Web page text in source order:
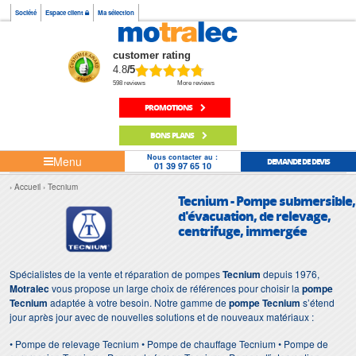
Société Espace client Ma sélection
customer rating
4.8/5
598 reviews More reviews
PROMOTIONS
BONS PLANS
Menu Nous contacter au :
01 39 97 65 10 DEMANDE DE DEVIS
Accueil Tecnium
Tecnium - Pompe submersible,
d'évacuation, de relevage,
centrifuge, immergée
Spécialistes de la vente et réparation de pompesTecnium depuis 1976,
Motralecvous propose un large choix de références pour choisir la pompe
Tecnium adaptée à votre besoin. Notre gamme depompe Tecnium s’étend
jour après jour avec de nouvelles solutions et de nouveaux matériaux :
• Pompe de relevage Tecnium • Pompe de chauffage Tecnium • Pompe de